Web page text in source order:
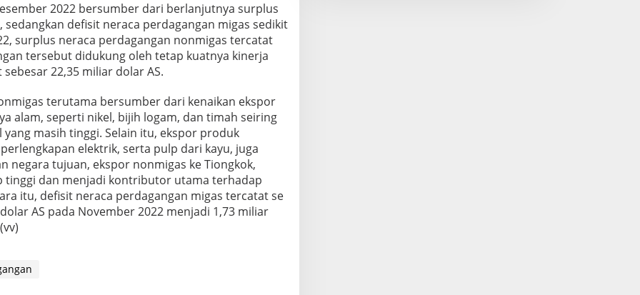
2022 bersumber dari berlanjutnya surplus
defisit neraca perdagangan migas sedikit
surplus neraca perdagangan nonmigas tercatat
tersebut didukung oleh tetap kuatnya kinerja
22,35 miliar dolar AS.
terutama bersumber dari kenaikan ekspor
alam, seperti nikel, bijih logam, dan timah seiring
masih tinggi. Selain itu, ekspor produk
elektrik, serta pulp dari kayu, juga
negara tujuan, ekspor nonmigas ke Tiongkok,
tinggi dan menjadi kontributor utama terhadap
itu, defisit neraca perdagangan migas tercatat se
AS pada November 2022 menjadi 1,73 miliar